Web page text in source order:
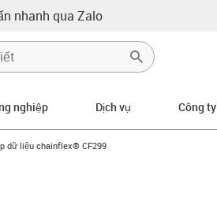
nhanh qua Zalo
nghiệp Dịch vụ Công ty
arrow-right
dữ liệu chainflex® CF299